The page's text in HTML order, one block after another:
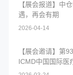
【展会报道】中
遇，再会有期
2026-04-14
【展会邀请】第
ICMD中国国际医